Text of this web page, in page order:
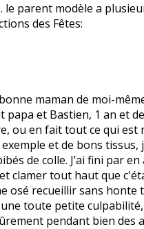
le parent modèle a
des Fêtes:
maman de moi-
et Bastien, 1 an et
ou en fait tout ce qui est
et de bons
de colle. J’ai fini par
clamer tout haut que
osé recueillir sans honte
toute petite
pendant bien des